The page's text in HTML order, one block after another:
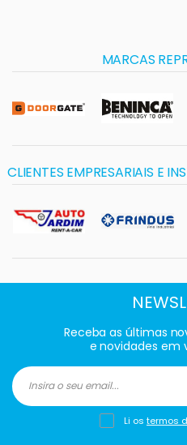
MARCAS
CLIENTES EMPRESARIAIS E
Receba as últimas
e novidades em
Li os termos